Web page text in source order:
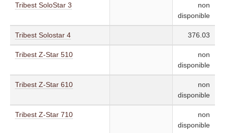
Tribest SoloStar 3
non
disponible
Tribest Solostar 4 376.03
Tribest Z-Star 510
non
disponible
Tribest Z-Star 610
non
disponible
Tribest Z-Star 710
non
disponible